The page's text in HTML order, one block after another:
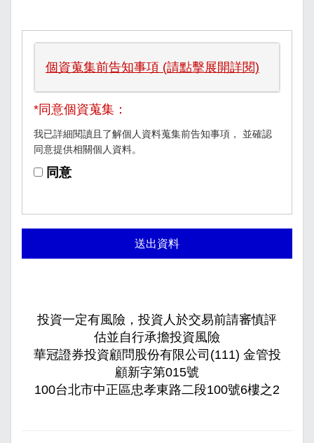
個資蒐集前告知事項 (請點擊展開詳閱)
*同意個資蒐集：
我已詳細閱讀且了解個人資料蒐集前告知事項， 並確認
同意提供相關個人資料。
同意
送出資料
投資一定有風險，投資人於交易前請審慎評
估並自行承擔投資風險
華冠證券投資顧問股份有限公司(111) 金管投
顧新字第015號
100台北市中正區忠孝東路二段100號6樓之2